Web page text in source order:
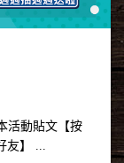
活動貼文【按
】 ...